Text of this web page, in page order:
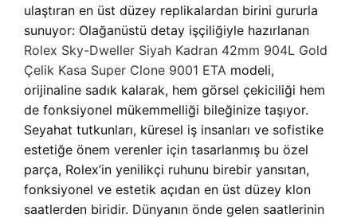
ulaştıran en üst düzey replikalardan birini gururla
sunuyor: Olağanüstü detay işçiliğiyle hazırlanan
Rolex Sky-Dweller Siyah Kadran 42mm 904L Gold
Çelik Kasa Super Clone 9001 ETA modeli,
orijinaline sadık kalarak, hem görsel çekiciliği hem
de fonksiyonel mükemmelliği bileğinize taşıyor.
Seyahat tutkunları, küresel iş insanları ve sofistike
estetiğe önem verenler için tasarlanmış bu özel
parça, Rolex’in yenilikçi ruhunu birebir yansıtan,
fonksiyonel ve estetik açıdan en üst düzey klon
saatlerden biridir. Dünyanın önde gelen saatlerinin